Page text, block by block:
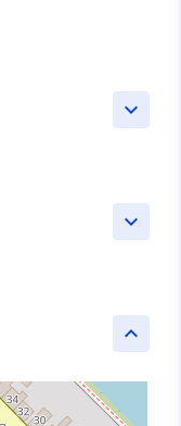
keyboard_arrow_down
keyboard_arrow_down
keyboard_arrow_up